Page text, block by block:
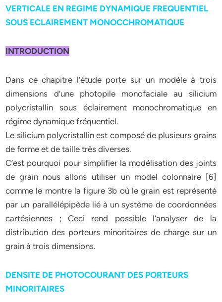
VERTICALE EN REGIME DYNAMIQUE FREQUENTIEL
SOUS ECLAIREMENT MONOCCHROMATIQUE
INTRODUCTION
Dans ce chapitre l’étude porte sur un modèle à trois
dimensions d’une photopile monofaciale au silicium
polycristallin sous éclairement monochromatique en
régime dynamique fréquentiel.
Le silicium polycristallin est composé de plusieurs grains
de forme et de taille très diverses.
C’est pourquoi pour simplifier la modélisation des joints
de grain nous allons utiliser un model colonnaire [6]
comme le montre la figure 3b où le grain est représenté
par un parallélépipède lié à un système de coordonnées
cartésiennes ; Ceci rend possible l’analyser de la
distribution des porteurs minoritaires de charge sur un
grain à trois dimensions.
DENSITE DE PHOTOCOURANT DES PORTEURS
MINORITAIRES